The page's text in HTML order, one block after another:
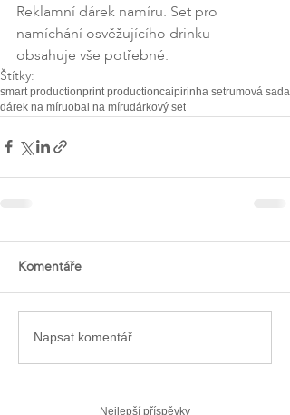
Reklamní dárek namíru. Set pro
namíchání osvěžujícího drinku
obsahuje vše potřebné.
Štítky:
smart productionprint productioncaipirinha setrumová sada
dárek na míruobal na mírudárkový set
Komentáře
Napsat komentář...
Nejlepší příspěvky